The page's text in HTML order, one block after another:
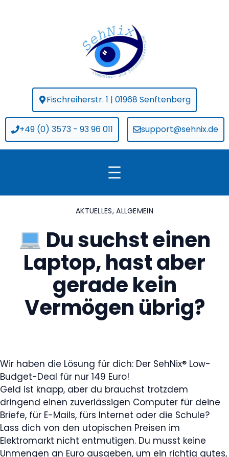
Fischreiherstr. 1 | 01968 Senftenberg
+49 (0) 3573 - 93 96 011 support@sehnix.de
AKTUELLES,ALLGEMEIN
Du suchst einen
Laptop, hast aber
gerade kein
Vermögen übrig?
Wir haben die Lösung für dich: Der SehNix® Low-
Budget-Deal für nur 149 Euro!
Geld ist knapp, aber du brauchst trotzdem
dringend einen zuverlässigen Computer für deine
Briefe, für E-Mails, fürs Internet oder die Schule?
Lass dich von den utopischen Preisen im
Elektromarkt nicht entmutigen. Du musst keine
Unmengen an Euro ausgeben, um ein richtig gutes,